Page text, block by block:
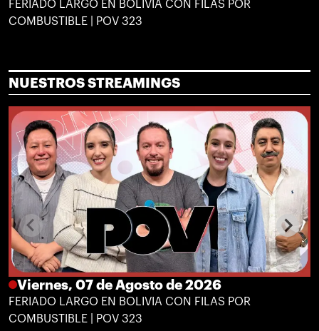
FERIADO LARGO EN BOLIVIA CON FILAS POR
COMBUSTIBLE | POV 323
NUESTROS STREAMINGS
Viernes, 07 de Agosto de 2026
FERIADO LARGO EN BOLIVIA CON FILAS POR
COMBUSTIBLE | POV 323